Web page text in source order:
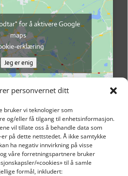
personvernet ditt
bruker vi teknologier som
og/eller få tilgang til enhetsinformasjon.
vil tillate oss å behandle data som
på dette nettstedet. Å ikke samtykke
ha negativ innvirkning på visse
våre forretningspartnere bruker
«cookies» til å samle
formål, inkludert:
for å aktivere Google
maps
erklæring
Jeg er enig